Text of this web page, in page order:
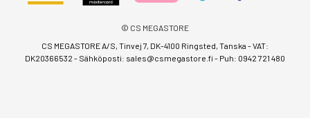
© CS MEGASTORE
CS MEGASTORE A/S, Tinvej 7, DK-4100 Ringsted, Tanska - VAT:
DK20366532 - Sähköposti: sales@csmegastore.fi- Puh: 0942 721 480